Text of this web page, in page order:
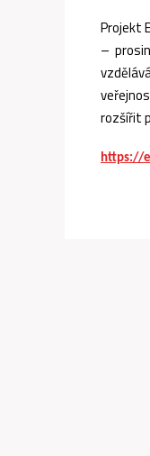
Projekt
–
rozšířit
https://